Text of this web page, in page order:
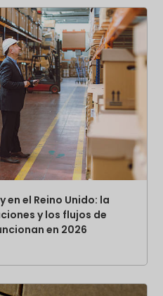
el Reino Unido: la
y los flujos de
en 2026